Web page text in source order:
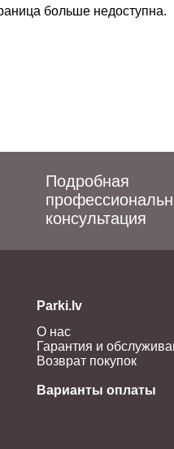
больше недоступна.
Подробная
консультация
Parki.lv
О нас
Гарантия и
Возврат покупок
Варианты оплаты